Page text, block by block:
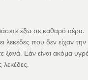
έξω σε καθαρό αέρα.
που δεν είχαν την
Εάν είναι ακόμα
λεκέδες.